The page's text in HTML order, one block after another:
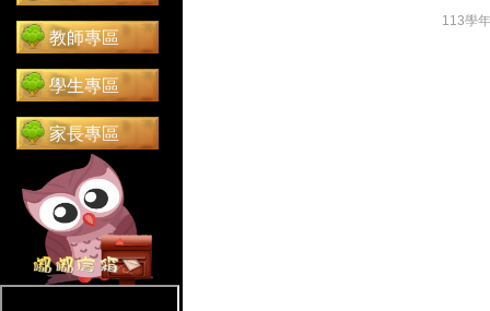
教師專區
學生專區
家長專區
113學